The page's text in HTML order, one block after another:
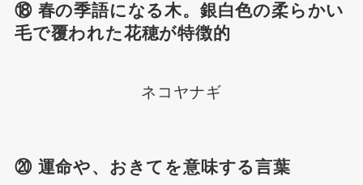
⑱ 春の季語になる木。銀白色の柔らかい
毛で覆われた花穂が特徴的
ネコヤナギ
⑳ 運命や、おきてを意味する言葉